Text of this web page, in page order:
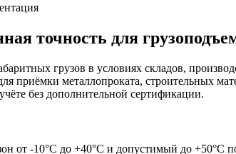
точность для
грузов в условиях складов,
приёмки металлопроката, строительных
без дополнительной сертификации.
от -10°C до +40°C и допустимый до +50°C